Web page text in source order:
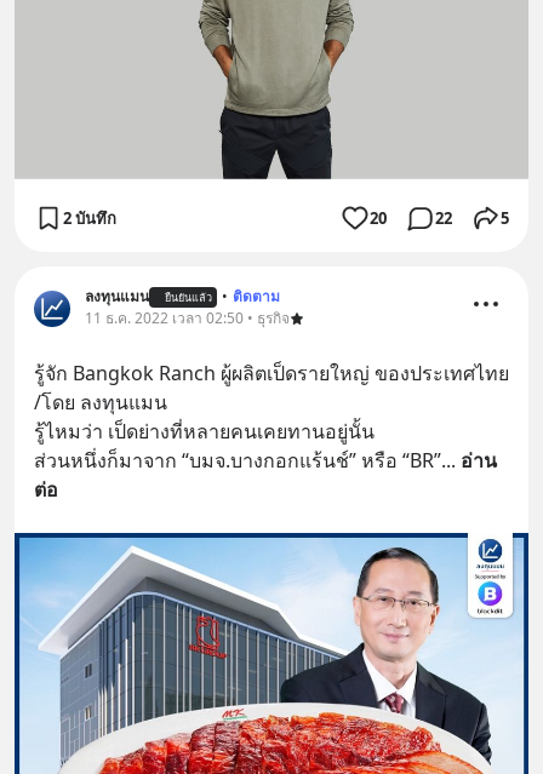
2 บันทึก 20 22 5
ลงทุนแมน ยืนยันแล้ว • ติดตาม
11 ธ.ค. 2022 เวลา 02:50 • ธุรกิจ
รู้จัก Bangkok Ranch ผู้ผลิตเป็ดรายใหญ่ ของประเทศไทย
/โดย ลงทุนแมน
รู้ไหมว่า เป็ดย่างที่หลายคนเคยทานอยู่นั้น
ส่วนหนึ่งก็มาจาก “บมจ.บางกอกแร้นช์” หรือ “BR”... อ่าน
ต่อ